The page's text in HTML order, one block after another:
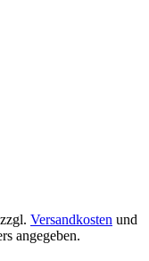
Versandkosten und
angegeben.